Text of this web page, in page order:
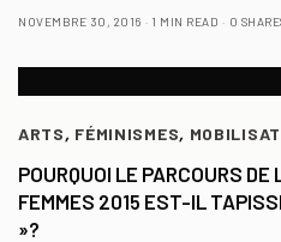
NOVEMBRE 30, 2016 1 MIN READ 0
ARTS, FÉMINISMES,
POURQUOI LE PARCOURS
FEMMES 2015 EST-IL
»?